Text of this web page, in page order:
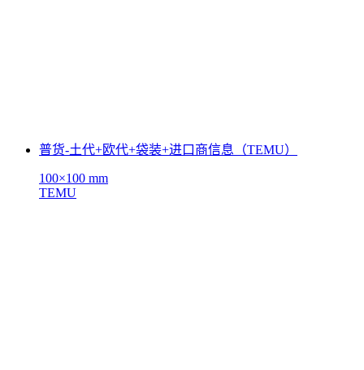
普货-土代+欧代+袋装+进口商信息（TEMU）
100×100 mm
TEMU